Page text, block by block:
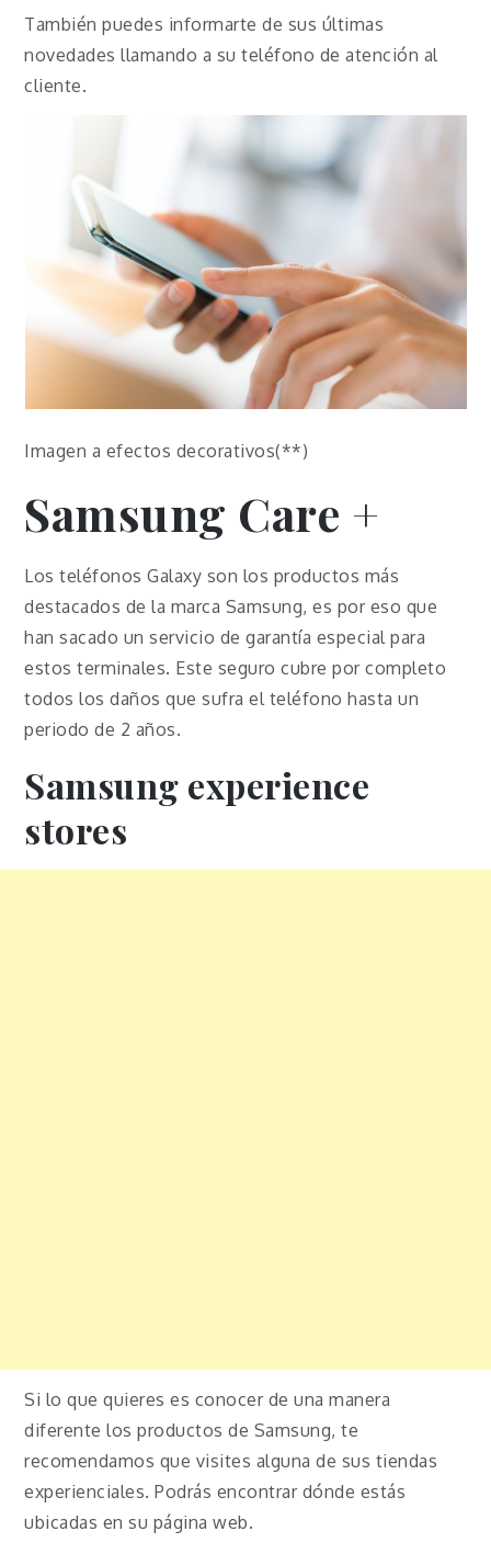
También puedes informarte de sus últimas
novedades llamando a su teléfono de atención al
cliente.
Imagen a efectos decorativos(**)
Samsung Care +
Los teléfonos Galaxy son los productos más
destacados de la marca Samsung, es por eso que
han sacado un servicio de garantía especial para
estos terminales. Este seguro cubre por completo
todos los daños que sufra el teléfono hasta un
periodo de 2 años.
Samsung experience
stores
Si lo que quieres es conocer de una manera
diferente los productos de Samsung, te
recomendamos que visites alguna de sus tiendas
experienciales. Podrás encontrar dónde estás
ubicadas en su página web.